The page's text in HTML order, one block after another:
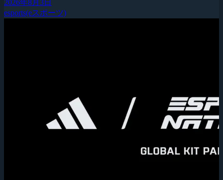
2026年8月3日
esports(eスポーツ)